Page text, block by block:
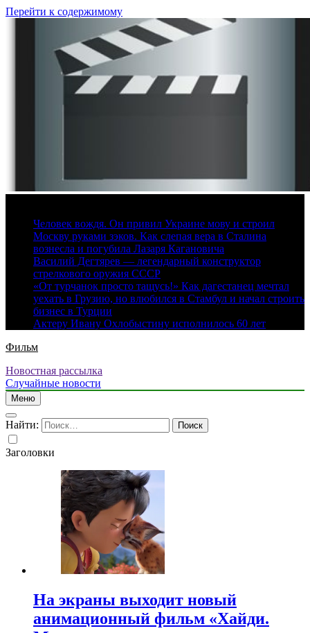
Перейти к содержимому
Человек вождя. Он привил Украине мову и строил
Москву руками зэков. Как слепая вера в Сталина
вознесла и погубила Лазаря Кагановича
Василий Дегтярев — легендарный конструктор
стрелкового оружия СССР
«От турчанок просто тащусь!» Как дагестанец мечтал
уехать в Грузию, но влюбился в Стамбул и начал строить
бизнес в Турции
Актеру Ивану Охлобыстину исполнилось 60 лет
Фильм
Новостная рассылка
Случайные новости
Меню
Найти:
Заголовки
На экраны выходит новый
анимационный фильм «Хайди.